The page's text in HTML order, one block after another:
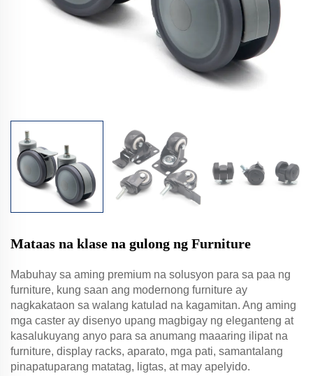
Mataas na klase na gulong ng Furniture
Mabuhay sa aming premium na solusyon para sa paa ng
furniture, kung saan ang modernong furniture ay
nagkakataon sa walang katulad na kagamitan. Ang aming
mga caster ay disenyo upang magbigay ng eleganteng at
kasalukuyang anyo para sa anumang maaaring ilipat na
furniture, display racks, aparato, mga pati, samantalang
pinapatuparang matatag, ligtas, at may apelyido.